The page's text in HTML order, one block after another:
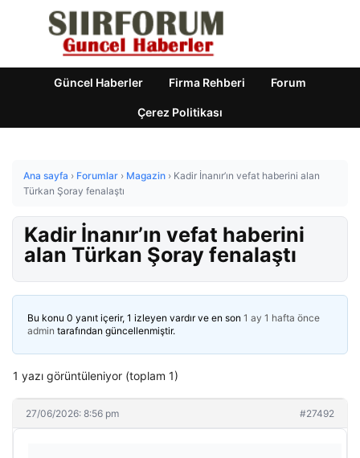
Güncel Haberler Firma Rehberi Forum
Çerez Politikası
Ana sayfa › Forumlar › Magazin › Kadir İnanır’ın vefat haberini alan
Türkan Şoray fenalaştı
Kadir İnanır’ın vefat haberini
alan Türkan Şoray fenalaştı
Bu konu 0 yanıt içerir, 1 izleyen vardır ve en son 1 ay 1 hafta önce
admin tarafından güncellenmiştir.
1 yazı görüntüleniyor (toplam 1)
27/06/2026: 8:56 pm #27492